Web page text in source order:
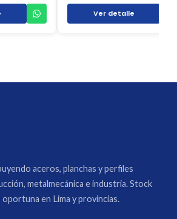
Ver detalle
aceros, planchas y perfiles
metalmecánica e industria. Stock
en Lima y provincias.